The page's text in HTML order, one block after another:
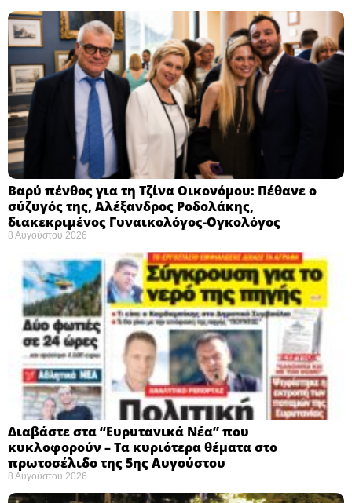
Βαρύ πένθος για τη Τζίνα Οικονόμου: Πέθανε ο
σύζυγός της, Αλέξανδρος Ροδολάκης,
διακεκριμένος Γυναικολόγος-Ογκολόγος
8 Αυγούστου 2026
Διαβάστε στα “Ευρυτανικά Νέα” που
κυκλοφορούν – Τα κυριότερα θέματα στο
πρωτοσέλιδο της 5ης Αυγούστου
8 Αυγούστου 2026